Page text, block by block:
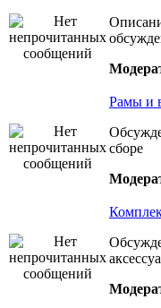
Рамы и
сборе